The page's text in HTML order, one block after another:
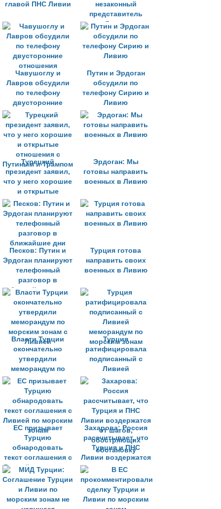
главой ПНС Ливии
незаконный
представитель
Ливии
Чавушоглу и
Лавров обсудили
по телефону
двусторонние
отношения
Путин и Эрдоган
обсудили по
телефону Сирию и
Ливию
Турецкий
президент заявил,
что у него хорошие
и открытые
отношения с
Путиным и Трампом
Эрдоган: Мы
готовы направить
военных в Ливию
Песков: Путин и
Эрдоган планируют
телефонный
разговор в
ближайшие дни
Турция готова
направить своих
военных в Ливию
Власти Турции
окончательно
утвердили
меморандум по
морским зонам с
Ливией
Турция
ратифицировала
подписанный с
Ливией
меморандум по
морским зонам
ЕС призывает
Турцию
обнародовать
текст соглашения с
Ливией по морским
зонам
Захарова: Россия
рассчитывает, что
Турция и ПНС
Ливии воздержатся
от шагов,
обостряющих
обстановку